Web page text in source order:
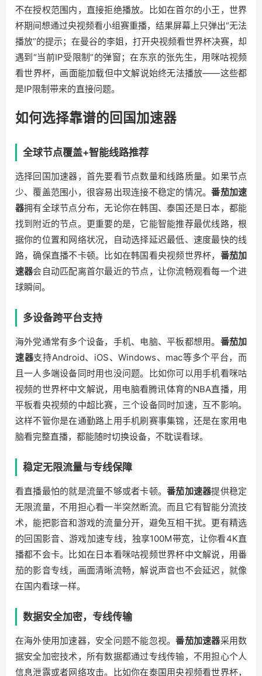
不在授权范围内，直接拒绝播放。比如在首尔的小王，世界
杯期间想通过央视频看小组赛重播，结果屏幕上只弹出“无法
播放”的提示；在曼谷的李姐，打开央视频看世界杯决赛，却
遇到“当前IP受限制”的弹窗；在东京的张先生，用咪咕视频
看世界杯，画面能加载但中文解说始终无法播放——这些都
是IP限制带来的直接问题。
如何选择靠谱的回国加速器
全球节点覆盖+智能线路推荐
选择回国加速器，首先要看节点数量和线路质量。如果节点
少、覆盖范围小，很容易出现连接不稳定的情况。番茄加速
器拥有全球节点分布，无论你在韩国、泰国还是日本，都能
找到附近的节点。更重要的是，它能智能推荐最优线路，根
据你的位置和网络状况，自动选择延迟最低、速度最快的线
路，确保直播不卡顿。比如在韩国看央视频世界杯， 番茄加
速器会自动匹配离首尔最近的节点，让你流畅观看每一个进
球瞬间。
多设备跨平台支持
海外党通常有多个设备，手机、电脑、平板都想用。 番茄加
速器支持Android、iOS、Windows、mac等多个平台，而
且一人多端设备同时用也没问题。比如你可以用手机看咪咕
视频的世界杯中文解说，用电脑看腾讯体育的NBA直播，用
平板看央视频的中超比赛，三个设备同时加速，互不影响。
这样不管你是在通勤路上用手机刷赛事集锦，还是在家用电
脑看完整直播，都能随时切换设备，不耽误看球。
稳定无限流量与专线保障
看直播最怕的就是流量不够或者卡顿。番茄加速器提供稳定
无限流量，不用担心看一半突然断流。而且它有智能分流技
术，能把影音和游戏的流量分开，避免互相干扰。更有精选
的回国影音、游戏加速专线，独享100M带宽，让你看4K直
播都不会卡。比如在日本看咪咕视频世界杯中文解说，用番
茄的影音专线，画面清晰流畅，解说声音也不会延迟，就像
在国内看球一样。
数据安全加密，专线传输
在海外使用加速器，安全问题不能忽视。番茄加速器采用数
据安全加密技术，所有数据都通过专线传输，不用担心个人
信息泄露或者网络攻击。比如你在泰国用央视频看世界杯，